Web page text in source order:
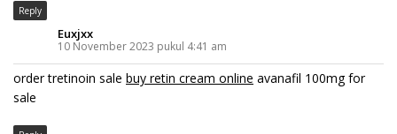
Reply
Euxjxx
10 November 2023 pukul 4:41 am
order tretinoin sale buy retin cream online avanafil 100mg for
sale